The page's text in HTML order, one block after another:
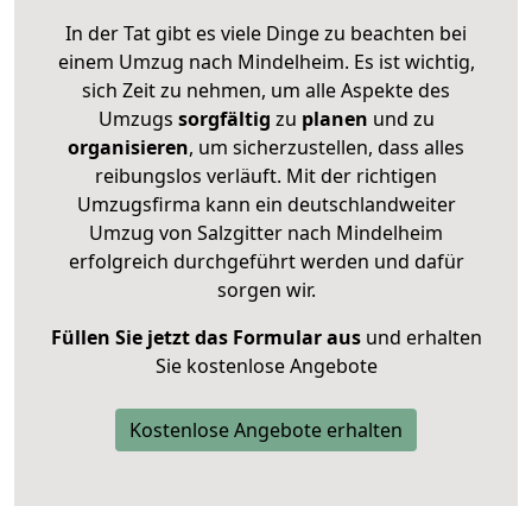
In der Tat gibt es viele Dinge zu beachten bei
einem Umzug nach Mindelheim. Es ist wichtig,
sich Zeit zu nehmen, um alle Aspekte des
Umzugs sorgfältig zu planen und zu
organisieren, um sicherzustellen, dass alles
reibungslos verläuft. Mit der richtigen
Umzugsfirma kann ein deutschlandweiter
Umzug von Salzgitter nach Mindelheim
erfolgreich durchgeführt werden und dafür
sorgen wir.
Füllen Sie jetzt das Formular ausund erhalten
Sie kostenlose Angebote
Kostenlose Angebote erhalten